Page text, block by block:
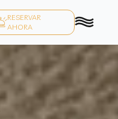
RESERVAR
AHORA